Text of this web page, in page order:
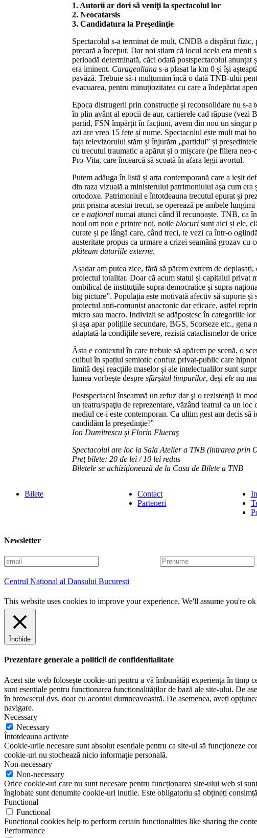
1. Autorii ar dori să veniţi la spectacolul lor
2. Neocatarsis
3. Candidatura la Preşedinţie
Spectacolul s-a terminat de mult, CNDB a dispărut fizic,
precară a început. Dar noi știam că locul acela era menit
perioadă determinată, căci odată postspectacolul anunțat
era iminent. Caragealianas-a plasat la km 0 și își
pavăză. Trebuie să-i mulțumim încă o dată TNB-ului
evacuarea, pentru minuțiozitatea cu care a îndepărtat
Epoca distrugerii prin construcție și reconsolidare nu s-a
în plin avânt al epocii de aur, cartierele cad răpuse (vezi
partid, FSN împărțit în facțiuni, avem din nou un singur
azi are vreo 15 fețe și nume. Spectacolul este mult mai
fața televizorului stăm și înjurăm „partidul” și
cu trecutul traumatic a apărut și o mișcare (pe filiera neo-
Pro-Vita, care încearcă să scoată în afara legii avortul.
Putem adăuga în listă și arta contemporană care a ieșit
din raza vizuală a ministerului patrimoniului așa cum era
ortodoxe. Patrimoniul e întotdeauna trecutul epurat și
prin prisma acestui trecut, se operează pe ambele
ce e naţionalnumai atunci când îl recunoaște. TNB, ca
noul om nou e printre noi, noile blocurisunt aici și ele,
curate și pe lângă care, când treci, te vezi ca într-o
austeritate propus ca urmare a crizei seamănă grozav cu
plăteam datoriile externe.
Așadar am putea zice, fără să părem extrem de
proiectul totalitar. Doar că acum statul și capitalul privat
ombilical de instituţiile supra-democratice și supra-
big picture”. Populația este motivată afectiv să suporte și
proiectul anti-comunist anacronic dar eficace, astfel
micro sau macro. Indivizii se adăpostesc în categoriile
și așa apar polițiile secundare, BGS, Scorseze etc., gena
adaptată la condițiile severe, rezistă cataclismelor de
Ăsta e contextul în care trebuie să apărem pe scenă, o
cuibul în spațiul semiotic confuz privat-public care
limită deși reacțiile maselor și ale intelectualilor sunt
lumea vorbește despre sfârşitul timpurilor, deși elenu
Postspectacol înseamnă un refuz dar şi o rezistenţă la
un teatru/spaţiu de reprezentare, văzând teatrul ca un loc
mediul ce-i este contemporan. Ca ultim gest am decis să
candidăm la preşedinţie!”
Ion Dumitrescu și Florin Flueraş
Spectacolul are loc la Sala Atelier a TNB (intrarea prin
Preţ bilete: 20 de lei / 10 lei redus
Biletele se achiziţionează de la Casa de Bilete a TNB
Bilete
Contact
Parteneri
Newsletter
E
m
a
i
l
P
r
u
m
Centrul Național al Dansului București
This website uses cookies to improve your experience. We'll assume you're
Închide
Prezentare generale a politicii de confidentialitate
Acest site web folosește cookie-uri pentru a vă îmbunătăți experiența în timp
sunt esențiale pentru funcționarea funcționalităților de bază ale site-ului. De
în browserul dvs. doar cu acordul dumneavoastră. De asemenea, aveți
navigare.
Necessary
Necessary
Întotdeauna activate
Cookie-urile necesare sunt absolut esențiale pentru ca site-ul să funcționeze
cookie-uri nu stochează nicio informație personală.
Non-necessary
Non-necessary
Orice cookie-uri care nu sunt necesare pentru funcționarea site-ului web și
înglobate sunt denumite cookie-uri inutile. Este obligatoriu să obțineți
Functional
Functional
Functional cookies help to perform certain functionalities like sharing the
Performance